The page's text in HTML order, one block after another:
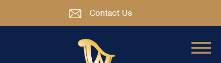
Contact Us